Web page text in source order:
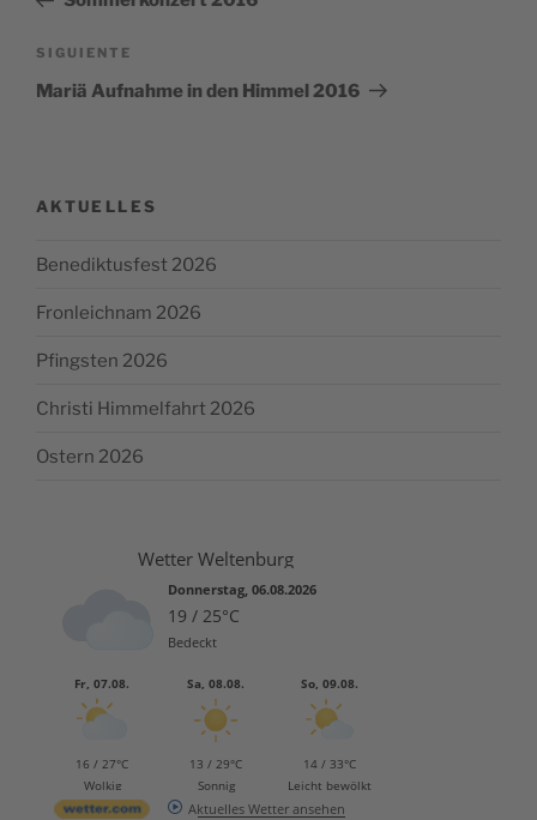
entradas
Siguiente
entrada
SIGUIENTE
Mariä Aufnahme in den Himmel 2016
AKTUELLES
Benediktusfest 2026
Fronleichnam 2026
Pfingsten 2026
Christi Himmelfahrt 2026
Ostern 2026
Wetter Weltenburg
Donnerstag, 06.08.2026
19 / 25°C
Bedeckt
Fr, 07.08.
16 / 27°C
Wolkig
Sa, 08.08.
13 / 29°C
Sonnig
So, 09.08.
14 / 33°C
Leicht bewölkt
Aktuelles Wetter ansehen